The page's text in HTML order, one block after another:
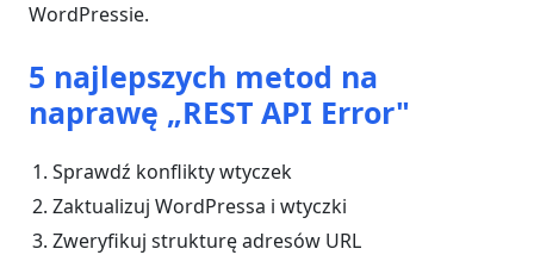
WordPressie.
5 najlepszych metod na
naprawę „REST API Error"
Sprawdź konflikty wtyczek
Zaktualizuj WordPressa i wtyczki
Zweryfikuj strukturę adresów URL